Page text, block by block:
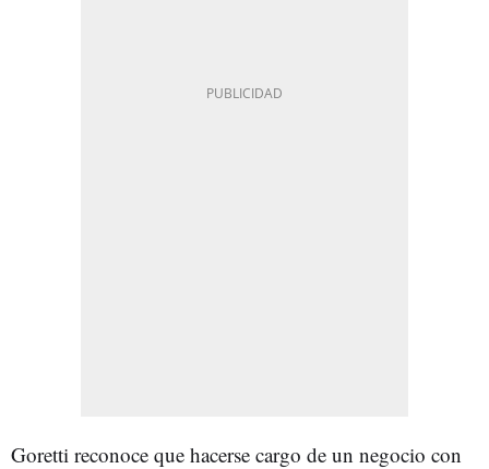
Goretti reconoce que hacerse cargo de un negocio con